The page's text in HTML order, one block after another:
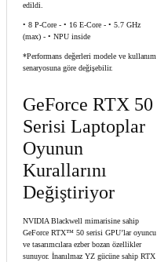
edildi.
• 8 P-Core - • 16 E-Core - • 5.7 GHz
(max) - • NPU inside
*Performans değerleri modele ve kullanım
senaryosuna göre değişebilir.
GeForce RTX 50
Serisi Laptoplar
Oyunun
Kurallarını
Değiştiriyor
NVIDIA Blackwell mimarisine sahip
GeForce RTX™ 50 serisi GPU’lar oyuncu
ve tasarımcılara ezber bozan özellikler
sunuyor. İnanılmaz YZ gücüne sahip RTX